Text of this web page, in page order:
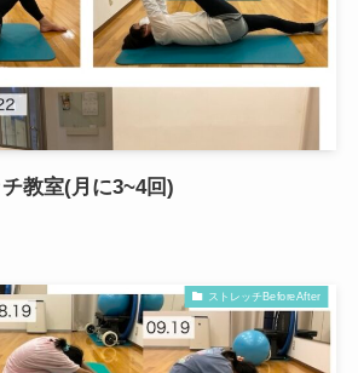
教室(月に3~4回)
ストレッチBeforeAfter